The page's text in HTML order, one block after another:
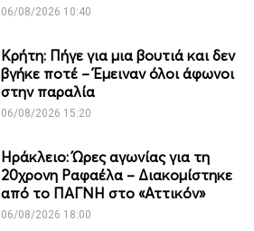
06/08/2026 10:40
Κρήτη: Πήγε για μια βουτιά και δεν
βγήκε ποτέ – Έμειναν όλοι άφωνοι
στην παραλία
06/08/2026 15:20
Ηράκλειο: Ώρες αγωνίας για τη
20χρονη Ραφαέλα – Διακομίστηκε
από το ΠΑΓΝΗ στο «Αττικόν»
06/08/2026 18:00